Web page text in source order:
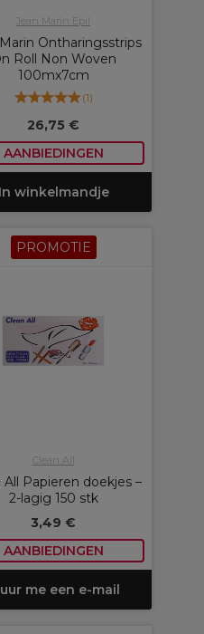
Jean Marin Epil
Ontharingsstrips
Roll Non Woven
100mx7cm
(1)
26,75 €
AANBIEDINGEN
In winkelmandje
PROMOTIE
Clean All
All Papieren doekjes –
2-lagig 150 stk
3,49 €
AANBIEDINGEN
me een e-mail